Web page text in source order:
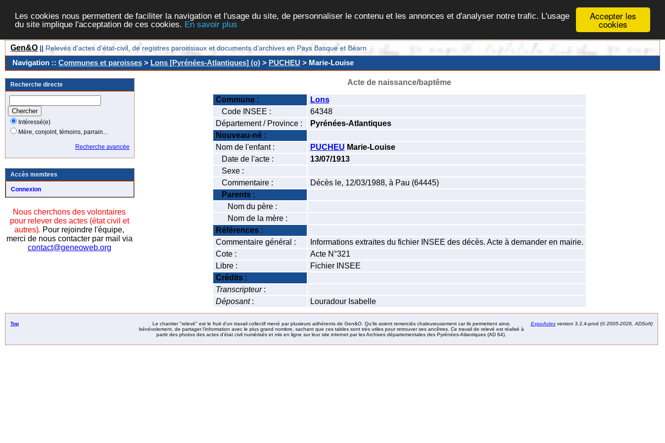
Accepter les
cookies
Les cookies nous permettent de faciliter la navigation et l'usage du site, de personnaliser le contenu et les annonces et d'analyser notre trafic. L'usage
du site implique l'acceptation de ces cookies. En savoir plus
Gen&O || Relevés d'actes d'état-civil, de registres paroissiaux et documents d'archives en Pays Basque et Béarn
Navigation :: Communes et paroisses > Lons [Pyrénées-Atlantiques] (o) > PUCHEU > Marie-Louise
Recherche directe
Intéressé(e)
Mère, conjoint, témoins, parrain...
Recherche avancée
Accès membres
Connexion
Nous cherchons des volontaires
pour relever des actes (état civil et
autres). Pour rejoindre l'équipe,
merci de nous contacter par mail via
contact@geneoweb.org
Acte de naissance/baptême
Commune:
Lons
Code INSEE :
64348
Département / Province :
Pyrénées-Atlantiques
Nouveau-né:
Nom de l'enfant :
PUCHEU Marie-Louise
Date de l'acte :
13/07/1913
Sexe :
Commentaire :
Décès le, 12/03/1988, à Pau (64445)
Parents:
Nom du père :
Nom de la mère :
Références:
Commentaire général :
Informations extraites du fichier INSEE des décès. Acte à demander en mairie.
Cote :
Acte N°321
Libre :
Fichier INSEE
Crédits:
Transcripteur:
Déposant: Louradour Isabelle
Top
Le chantier "relevé" est le fruit d’un travail collectif mené par plusieurs adhérents de Gen&O. Qu’ils soient remerciés chaleureusement car ils permettent ainsi,
bénévolement, de partager l’information avec le plus grand nombre, sachant que ces tables sont très utiles pour retrouver ses ancêtres. Ce travail de relevé est réalisé à
partir des photos des actes d’état civil numérisés et mis en ligne sur leur site internet par les Archives départementales des Pyrénées-Atlantiques (AD 64).
ExpoActesversion 3.2.4-prod (©2005-2026, ADSoft)